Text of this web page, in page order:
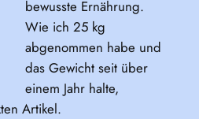
bewusste Ernährung.
Wie ich 25 kg
abgenommen habe und
das Gewicht seit über
einem Jahr halte,
Artikel.